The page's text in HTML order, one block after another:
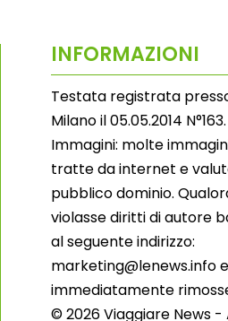
INFORMAZIONI
Testata registrata
Milano il 05.05.2014
Immagini: molte
tratte da internet e
pubblico dominio.
violasse diritti di autore
al seguente indirizzo:
marketing@lenews.info
immediatamente
© 2026 Viaggiare News -